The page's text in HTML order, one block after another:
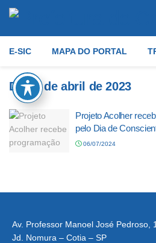
E-SIC MAPA DO PORTAL
Dia:4 de abril de 2023
Projeto Acolher
pelo Dia de
06/07/2024
Av. Professor Manoel José Pedroso,
Jd. Nomura – Cotia – SP